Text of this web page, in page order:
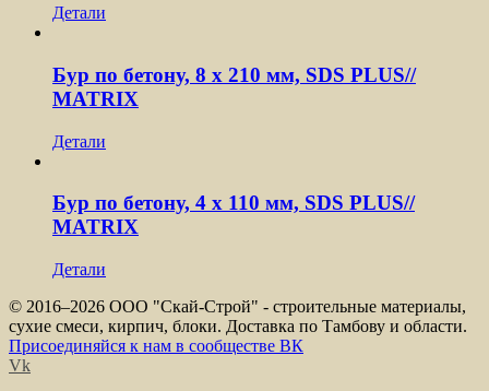
Детали
Бур по бетону, 8 x 210 мм, SDS PLUS//
MATRIX
Детали
Бур по бетону, 4 x 110 мм, SDS PLUS//
MATRIX
Детали
© 2016–2026 ООО "Скай-Строй" - строительные материалы,
сухие смеси, кирпич, блоки. Доставка по Тамбову и области.
Присоединяйся к нам в сообществе ВК
Vk